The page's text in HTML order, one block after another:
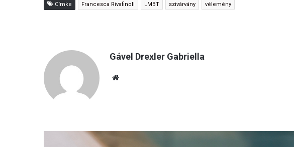
Címke Francesca Rivafinoli LMBT szivárvány vélemény
Gável Drexler Gabriella